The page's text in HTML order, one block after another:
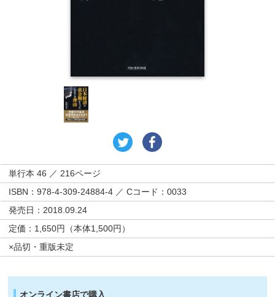
単行本 46 ／ 216ページ
ISBN：978-4-309-24884-4 ／ Cコード：0033
発売日：2018.09.24
定価：1,650円（本体1,500円）
×品切・重版未定
オンライン書店で購入